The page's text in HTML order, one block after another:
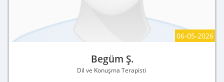
06-05-2026
Begüm Ş.
Dil ve Konuşma Terapisti